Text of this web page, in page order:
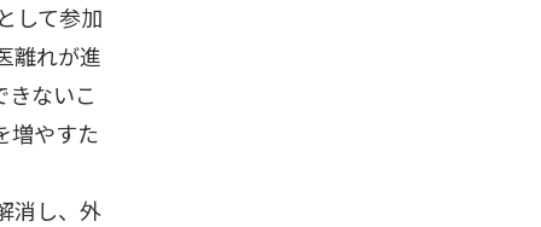
して参加
離れが進
ないこ
増やすた
消し、外